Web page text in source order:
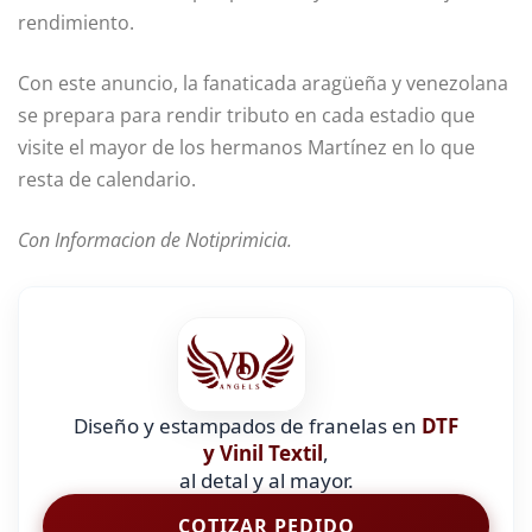
rendimiento.
Con este anuncio, la fanaticada aragüeña y venezolana
se prepara para rendir tributo en cada estadio que
visite el mayor de los hermanos Martínez en lo que
resta de calendario.
Con Informacion de Notiprimicia.
Diseño y estampados de franelas en DTF
y Vinil Textil,
al detal y al mayor.
COTIZAR PEDIDO